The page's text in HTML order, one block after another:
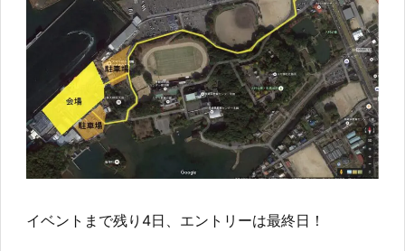
イベントまで残り4日、エントリーは最終日！